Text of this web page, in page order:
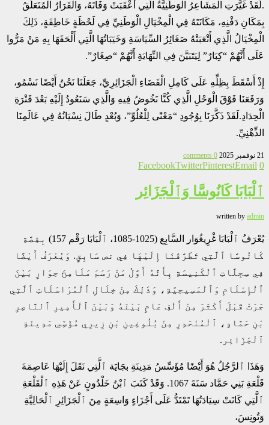
.لَقَدْ غَيَّرَتِ الْمَشَاعِرُ الْوَطَنِيَّةُ الَّتِي أَعْقَبَتْ وَفَاتَهُ، وَالْقَرَارُ الْمُتَعَلِّقُ
بِمَكَانِ دَفْنِهِ، مَكَانَتَهُ فِي الْمِخْيَالِ الْوَطَنِيِّ فِي لَحْظَةٍ خَاطِفَةٍ، ذَلِكَ
الْمِخْيَالُ الَّذِي أَتْعَبَتْهُ صَغَائِرُ السِّيَاسَةِ وَخَيَبَاتُهَا الَّتِي أَلْحَقَهَا بِهِ مَنْ مَرُّوا
عَلَى أَنَّهُمْ “كِبَارٌ” لِيَتَبَيَّنَ فِي النِّهَايَةِ أَنَّهُمْ “صِغَارٌ”.
إِذْ أَسْقَطَ بِظِلِّهِ عَلَى كَامِلِ الْفَضَاءِ الْجَزَائِرِيِّ، جَعَلَنَا نَحْنُ أَيْضًا نَسْمُو،
وَرَفَعَنَا فَوْقَ الْوَحْلِ الَّذِي كُنَّا نَخُوضُ فِيهِ وَالَّذِي سَنَعُودُ إِلَيْهِ بَعْدَ فَتْرَةِ
الْحِدَادِ.لَقَدْ ذَكَّرَنَا بِوُجُودِ “مَعْنًى لِلْعُلُوِّ”، وَبُعْدٍ طَالَ نِسْيَانُهُ فِي عَالَمِنَا
الذِّهْنِيِّ.
21 نوفمبر 2025 0 comments
0
FacebookTwitterPinterestEmail
ٱلْبَابَا كَانُوسَّا وَٱلْجَزَائِر
written by admin
يُعْرَفُ ٱلْبَابَا غْرِيغُوَار السَّابِع (1025-1085، ٱلْبَابَا رَقْم 157) بِقِصَّةِ
كَانُوسَّا ٱلَّتِي تَطَرَّقْنَا إِلَيْهَا فِي نص سَابِقٍ. وَيُعْرَفُ أَيْضًا
فِي سِجِلَّاتِ ٱلْكَنِيسَةِ بِأَنَّهُ أَوَّلُ مَنْ رَسَمَ مَلَامِحَ حِوَارٍ بَيْنَ
ٱلْإِسْلَامِ وَٱلْمَسِيحِيَّةِ، وَذَلِكَ مِنْ خِلَالِ ٱلْمُرَاسَلَاتِ ٱلَّتِي
جَرَتْ قَبْلَ أَكْثَرَ مِنْ أَلْفِ عَامٍ بَيْنَهُ وَبَيْنَ ٱلْأَمِيرِ ٱلنَّاصِرِ
بْنِ حَمَّادٍ، ٱلْمُنْحَدِرِ مِنْ بُلُوغِينِ بْنِ زِيرِي مُؤَسِّسِ مَدِينَةِ
ٱلْجَزَائِر.
وَهَذَا ٱلرَّجُلُ هُوَ أَيْضًا مُؤَسِّسُ مَدِينَةِ بجَايَة ٱلَّتِي نَقَلَ إِلَيْهَا عَاصِمَةَ
قَلْعَةِ بَنِي حَمَّاد سَنَةَ 1067. وَقَدْ كَتَبَ ٱبْنُ خَلْدُونٍ عَنْ هَذِهِ ٱلْقَلْعَةِ
ٱلَّتِي كَانَتْ سِيَادَتُهَا تَمْتَدُّ عَلَى أَجْزَاءٍ وَاسِعَةٍ مِنَ ٱلْجَزَائِرِ ٱلْحَالِيَّةِ
وَتُونِسَ،